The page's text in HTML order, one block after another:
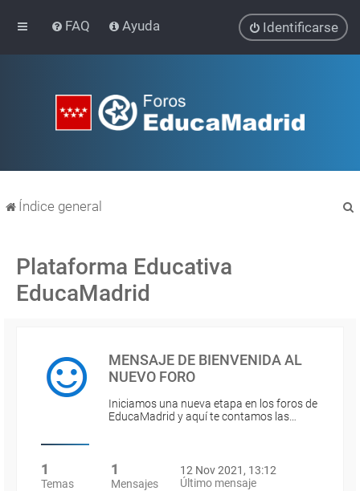
FAQ Ayuda Identificarse
Índice general
Plataforma Educativa
EducaMadrid
MENSAJE DE BIENVENIDA AL
NUEVO FORO
Iniciamos una nueva etapa en los foros de
EducaMadrid y aquí te contamos las…
1
Temas
1
Mensajes
12 Nov 2021, 13:12
Último mensaje